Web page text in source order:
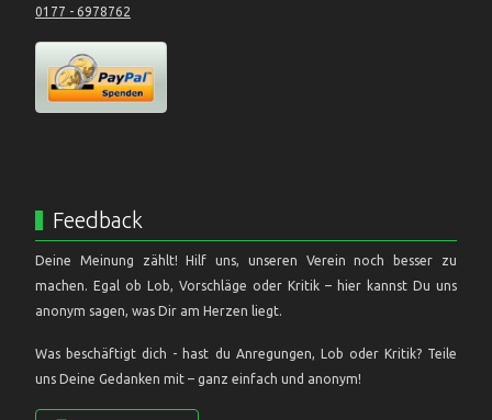
0177 - 6978762
Feedback
Deine Meinung zählt! Hilf uns, unseren Verein noch besser zu
machen. Egal ob Lob, Vorschläge oder Kritik – hier kannst Du uns
anonym sagen, was Dir am Herzen liegt.
Was beschäftigt dich - hast du Anregungen, Lob oder Kritik? Teile
uns Deine Gedanken mit – ganz einfach und anonym!